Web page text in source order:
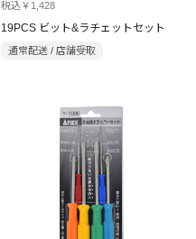
税込￥1,428
19PCS ビット&ラチェットセット
通常配送 / 店舗受取